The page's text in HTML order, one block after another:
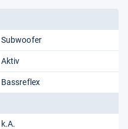
Subwoofer
Aktiv
Bassreflex
k.A.